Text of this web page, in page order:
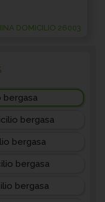
DOMICILIO 26003
bergasa
bergasa
bergasa
bergasa
bergasa